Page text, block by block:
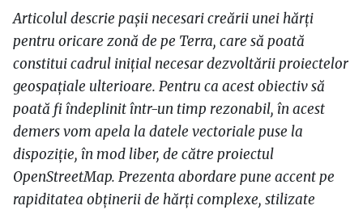
Articolul descrie pașii necesari creării unei hărți
pentru oricare zonă de pe Terra, care să poată
constitui cadrul inițial necesar dezvoltării proiectelor
geospațiale ulterioare. Pentru ca acest obiectiv să
poată fi îndeplinit într-un timp rezonabil, în acest
demers vom apela la datele vectoriale puse la
dispoziție, în mod liber, de către proiectul
OpenStreetMap. Prezenta abordare pune accent pe
rapiditatea obținerii de hărți complexe, stilizate